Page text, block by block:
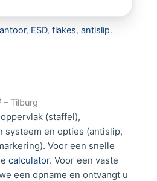
, ESD, flakes, antislip.
– Tilburg
(staffel),
systeem en opties (antislip,
Voor een snelle
calculator. Voor een vaste
een opname en ontvangt u